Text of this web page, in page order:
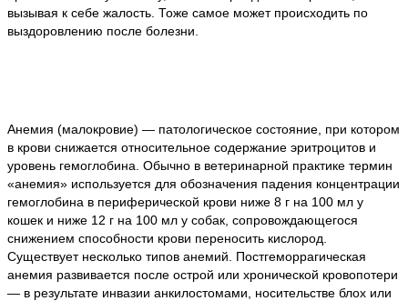
вызывая к себе жалость. Тоже самое может происходить по
выздоровлению после болезни.
Анемия (малокровие) — патологическое состояние, при котором
в крови снижается относительное содержание эритроцитов и
уровень гемоглобина. Обычно в ветеринарной практике термин
«анемия» используется для обозначения падения концентрации
гемоглобина в периферической крови ниже 8 г на 100 мл у
кошек и ниже 12 г на 100 мл у собак, сопровождающегося
снижением способности крови переносить кислород.
Существует несколько типов анемий. Постгеморрагическая
анемия развивается после острой или хронической кровопотери
— в результате инвазии анкилостомами, носительстве блох или